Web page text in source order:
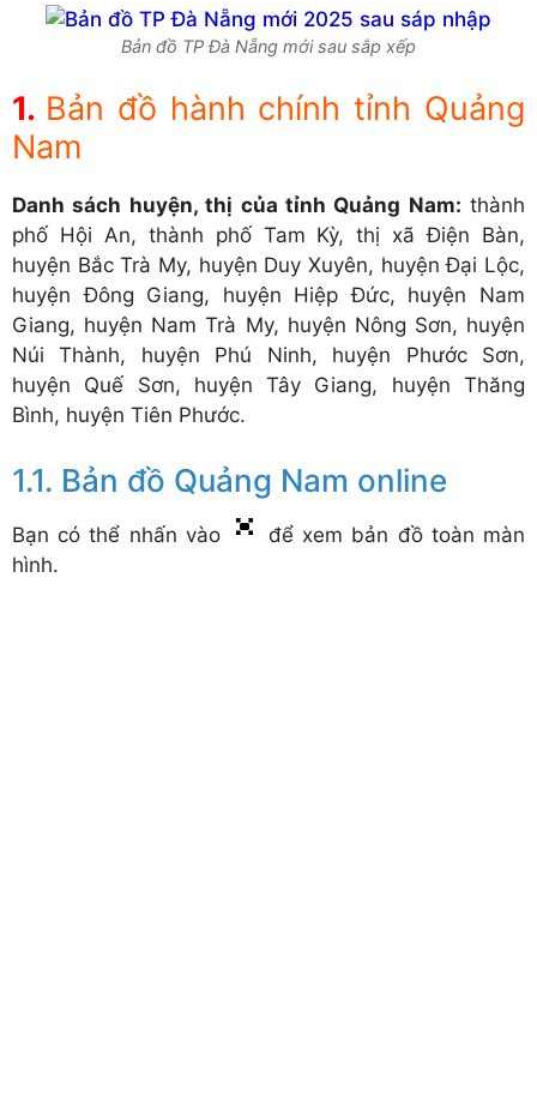
Bản đồ TP Đà Nẵng mới sau sắp xếp
Bản đồ hành chính tỉnh Quảng
Nam
Danh sách huyện, thị của tỉnh Quảng Nam: thành
phố Hội An, thành phố Tam Kỳ, thị xã Điện Bàn,
huyện Bắc Trà My, huyện Duy Xuyên, huyện Đại Lộc,
huyện Đông Giang, huyện Hiệp Đức, huyện Nam
Giang, huyện Nam Trà My, huyện Nông Sơn, huyện
Núi Thành, huyện Phú Ninh, huyện Phước Sơn,
huyện Quế Sơn, huyện Tây Giang, huyện Thăng
Bình, huyện Tiên Phước.
Bản đồ Quảng Nam online
Bạn có thể nhấn vào
để xem bản đồ toàn màn
hình.